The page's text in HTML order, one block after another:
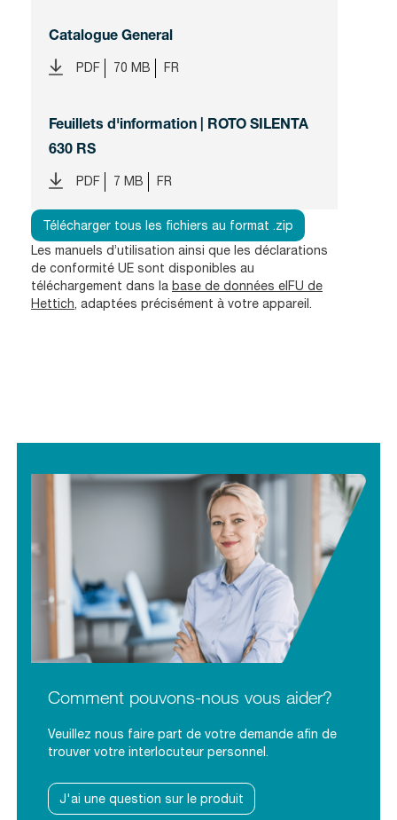
Catalogue General
PDF 70 MB FR
Feuillets d'information | ROTO SILENTA
630 RS
PDF 7 MB FR
Télécharger tous les fichiers au format .zip
Les manuels d’utilisation ainsi que les déclarations
de conformité UE sont disponibles au
téléchargement dans la base de données eIFU de
Hettich, adaptées précisément à votre appareil.
Comment pouvons-nous vous aider?
Veuillez nous faire part de votre demande afin de
trouver votre interlocuteur personnel.
J'ai une question sur le produit